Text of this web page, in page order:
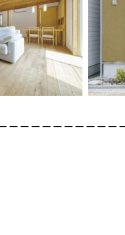
－－－－－－－－－－